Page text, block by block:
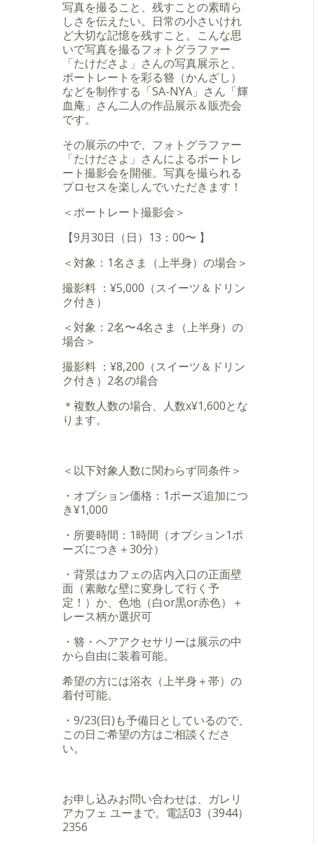
写真を撮ること、残すことの素晴ら
しさを伝えたい。日常の小さいけれ
ど大切な記憶を残すこと。こんな思
いで写真を撮るフォトグラファー
「たけださよ」さんの写真展示と、
ポートレートを彩る簪（かんざし）
などを制作する「SA-NYA」さん「輝
血庵」さん二人の作品展示＆販売会
です。
その展示の中で、フォトグラファー
「たけださよ」さんによるポートレ
ート撮影会を開催。写真を撮られる
プロセスを楽しんでいただきます！
＜ポートレート撮影会＞
【9月30日（日）13：00〜 】
＜対象：1名さま（上半身）の場合＞
撮影料 ：¥5,000（スイーツ＆ドリン
ク付き）
＜対象：2名〜4名さま（上半身）の
場合＞
撮影料 ：¥8,200（スイーツ＆ドリン
ク付き）2名の場合
＊複数人数の場合、人数x¥1,600とな
ります。
＜以下対象人数に関わらず同条件＞
・オプション価格：1ポーズ追加につ
き¥1,000
・所要時間：1時間（オプション1ポ
ーズにつき＋30分）
・背景はカフェの店内入口の正面壁
面（素敵な壁に変身して行く予
定！）か、色地（白or黒or赤色）＋
レース柄か選択可
・簪・ヘアアクセサリーは展示の中
から自由に装着可能。
希望の方には浴衣（上半身＋帯）の
着付可能。
・9/23(日)も予備日としているので、
この日ご希望の方はご相談くださ
い。
お申し込みお問い合わせは、ガレリ
アカフェ ユーまで。電話03（3944）
2356